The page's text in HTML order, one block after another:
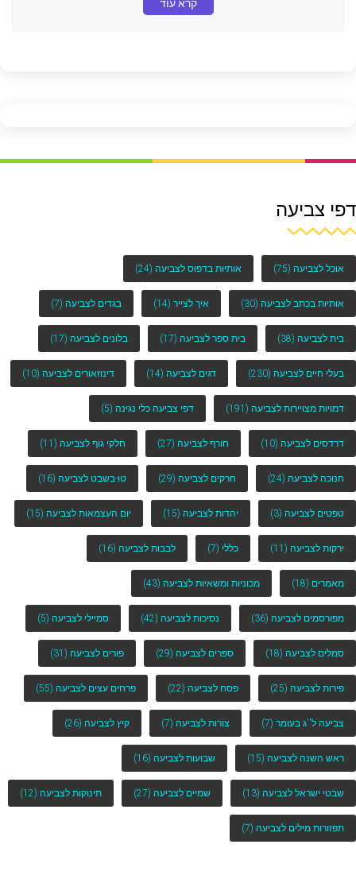
קרא עוד
דפי צביעה
אוכל לצביעה (75) אותיות בדפוס לצביעה (24)
אותיות בכתב לצביעה (30) איך לצייר (14) בגדים לצביעה (7)
בית לצביעה (38) בית ספר לצביעה (17) בלונים לצביעה (17)
בעלי חיים לצביעה (230) דגים לצביעה (14) דינוזאורים לצביעה (10)
דמויות מצויירות לצביעה (191) דפי צביעה כלי נגינה (5)
דרדסים לצביעה (10) חורף לצביעה (27) חלקי גוף לצביעה (11)
חנוכה לצביעה (24) חרקים לצביעה (29) טו-בשבט לצביעה (16)
טפטים לצביעה (3) יהדות לצביעה (15) יום העצמאות לצביעה (15)
ירקות לצביעה (11) כללי (7) לבבות לצביעה (16)
מאמרים (18) מכוניות ומשאיות לצביעה (43)
מפורסמים לצביעה (36) נסיכות לצביעה (42) סמיילי לצביעה (5)
סמלים לצביעה (18) ספרים לצביעה (29) פורים לצביעה (31)
פירות לצביעה (25) פסח לצביעה (22) פרחים עצים לצביעה (55)
צביעה ל''ג בעומר (7) צורות לצביעה (7) קיץ לצביעה (26)
ראש השנה לצביעה (15) שבועות לצביעה (16)
שבטי ישראל לצביעה (13) שמיים לצביעה (27) תינוקות לצביעה (12)
תפזורות מילים לצביעה (7)